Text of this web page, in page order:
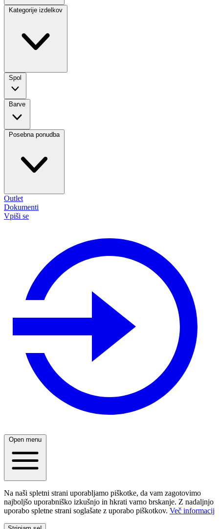
Kategorije izdelkov
Spol
Barve
Posebna ponudba
Outlet
Dokumenti
Vpiši se
Open menu
Na naši spletni strani uporabljamo piškotke, da vam zagotovimo
najboljšo uporabniško izkušnjo in hkrati varno brskanje. Z nadaljnjo
uporabo spletne strani soglašate z uporabo piškotkov. Več informacij